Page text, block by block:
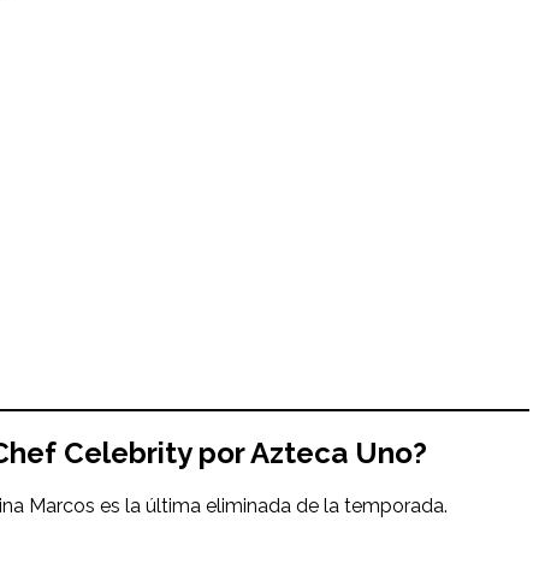
Celebrity por Azteca Uno?
Marcos es la última eliminada de la temporada.